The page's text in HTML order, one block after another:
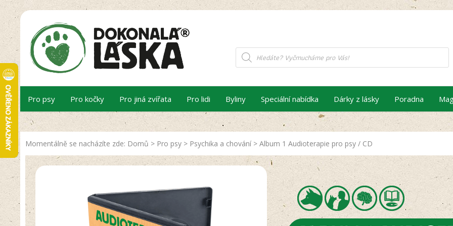
Products
search
Pro psy Pro kočky Pro jiná zvířata Pro lidi Byliny Speciální nabídka Dárky z lásky Poradna
Momentálně se nacházíte zde: Domů > Pro psy > Psychika a chování > Album 1 Audioterapie pro psy / CD